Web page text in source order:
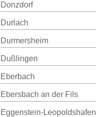
Donzdorf
Durlach
Durmersheim
Dußlingen
Eberbach
Ebersbach an der Fils
Eggenstein-Leopoldshafen